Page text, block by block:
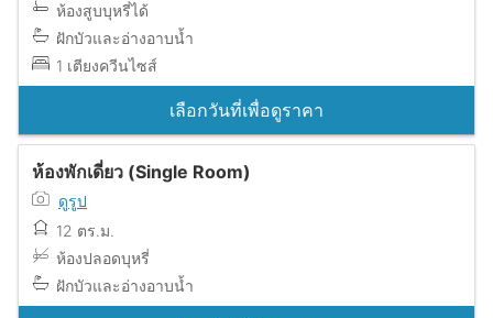
ห้องสูบบุหรี่ได้
ฝักบัวและอ่างอาบน้ำ
1 เตียงควีนไซส์
เลือกวันที่เพื่อดูราคา
ห้องพักเดี่ยว (Single Room)
ดูรูป
12 ตร.ม.
ห้องปลอดบุหรี่
ฝักบัวและอ่างอาบน้ำ